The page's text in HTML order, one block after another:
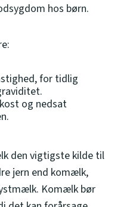
hos børn.
for tidlig
og nedsat
den vigtigste kilde til
jern end komælk,
Komælk bør